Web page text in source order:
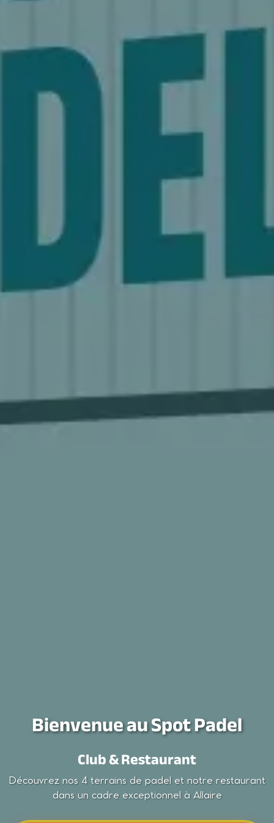
Bienvenue au Spot Padel
Club & Restaurant
Découvrez nos 4 terrains de padel et notre restaurant
dans un cadre exceptionnel à Allaire